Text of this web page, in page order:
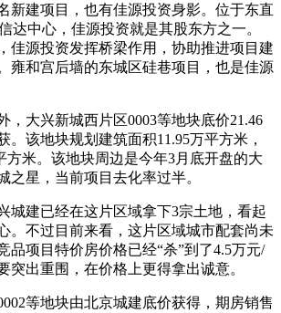
建项目，也有佳源投资身影。位于东直
达中心，佳源投资就是其股东方之一。
佳源投资发挥桥梁作用，协助推进项目建
雍和宫后墙的东城区硅巷项目，也是佳源
大兴新城西片区0003等地块底价21.46
。该地块规划建筑面积11.95万平方米，
方米。该地块周边是今年3月底开盘的大
之星，当前项目去化率过半。
建已经在这片区域拿下3宗土地，看起
。不过目前来看，这片区域城市配套尚未
品项目特价房价格已经“杀”到了4.5万元/
突出重围，在价格上更得拿出诚意。
等地块由北京城建底价获得，期房销售